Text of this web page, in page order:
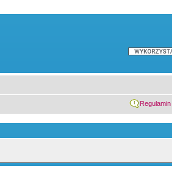
Regulamin